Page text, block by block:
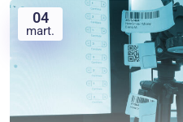
04
mart.